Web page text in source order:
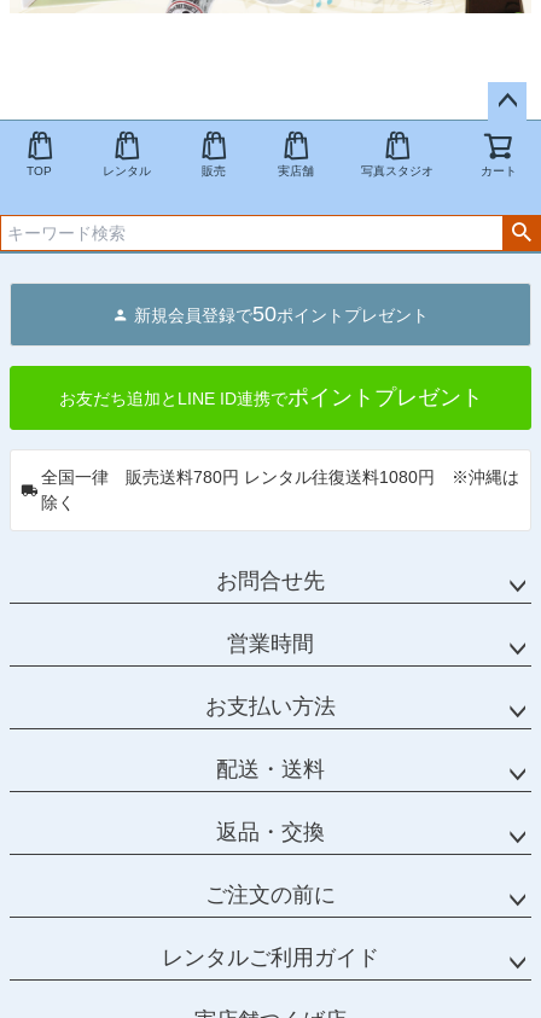
ペー
ジト
へ
TOP レンタル 販売 実店舗 写真スタジオ カート
新規会員登録で50ポイントプレゼント
お友だち追加とLINE ID連携でポイントプレゼント
全国一律 販売送料780円 レンタル往復送料1080円 ※沖縄は
除く
お問合せ先
営業時間
お支払い方法
配送・送料
返品・交換
ご注文の前に
レンタルご利用ガイド